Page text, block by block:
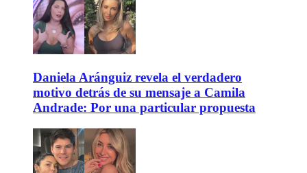
Daniela Aránguiz revela el verdadero
motivo detrás de su mensaje a Camila
Andrade: Por una particular propuesta